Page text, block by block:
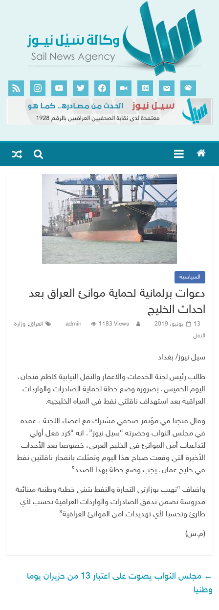
السياسية
دعوات برلمانية لحماية موانئ العراق بعد
احداث الخليج
13 يونيو، 2019 admin 1183 Views العراق,وزارة
النقل
سيل نيوز/ بغداد
طالب رئيس لجنة الخدمات والاعمار والنقل النيابية كاظم فنجان،
اليوم الخميس، بضرورة وضع خطة لحماية الصادرات والواردات
العراقية بعد استهداف ناقلتي نفط في المياه الخليجية.
وقال فنجنا في مؤتمر صحفي مشترك مع اعضاء اللجنة ، عقده
في مجلس النواب وحضرته “سيل نيوز”، انه “كرد فعل أولي
لتداعيات أمن الموانئ في الخليج العربي، خصوصا بعد الأحداث
الأخيرة التي وقعت صباح هذا اليوم وتمثلت بانفجار ناقلتين نفط
في خليج عمان، يجب وضع خطة بهذا الصدد”.
واضاف “نهيب بوزارتي التجارة والنفط بتبني خطية وطنية مينائية
مدروسة تضمن تدفق الصادرات والواردات العراقية تحسب لأي
طارئ وتحسبا لأي تهديدات امن الموانئ العراقية”
(م.س)
←
مجلس النواب يصوت على اعتبار 13 من حزيران يوما
وطنيا